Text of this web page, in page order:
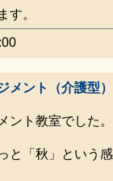
す。
メント（介護型）
ント教室でした。
と「秋」という